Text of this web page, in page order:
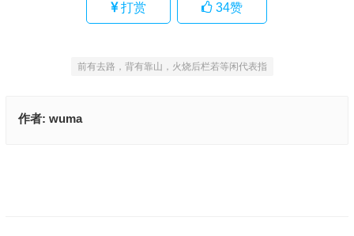
打赏 34赞
前有去路，背有靠山，火烧后栏若等闲代表指
作者: wuma